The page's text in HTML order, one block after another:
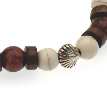
CROIX
SYMBOLES
CHAPELETS